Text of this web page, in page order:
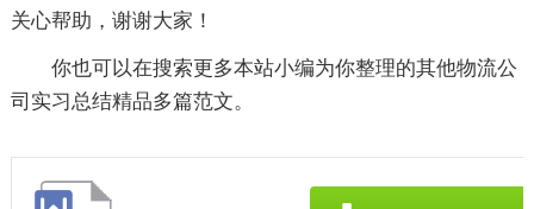
关心帮助，谢谢大家！
你也可以在搜索更多本站小编为你整理的其他物流公
司实习总结精品多篇范文。